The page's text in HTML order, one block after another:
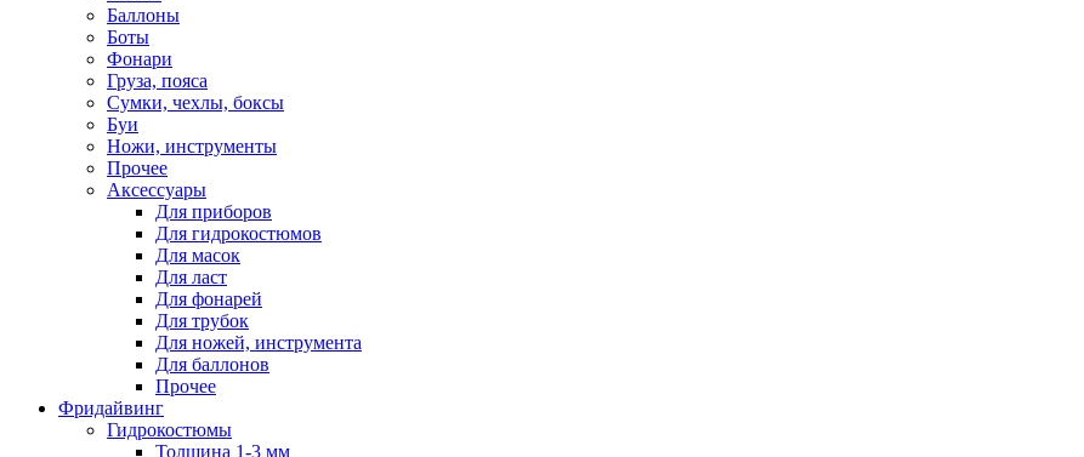
Баллоны
Боты
Фонари
Груза, пояса
Сумки, чехлы, боксы
Буи
Ножи, инструменты
Прочее
Аксессуары
Для приборов
Для гидрокостюмов
Для масок
Для ласт
Для фонарей
Для трубок
Для ножей, инструмента
Для баллонов
Прочее
Фридайвинг
Гидрокостюмы
Толщина 1-3 мм